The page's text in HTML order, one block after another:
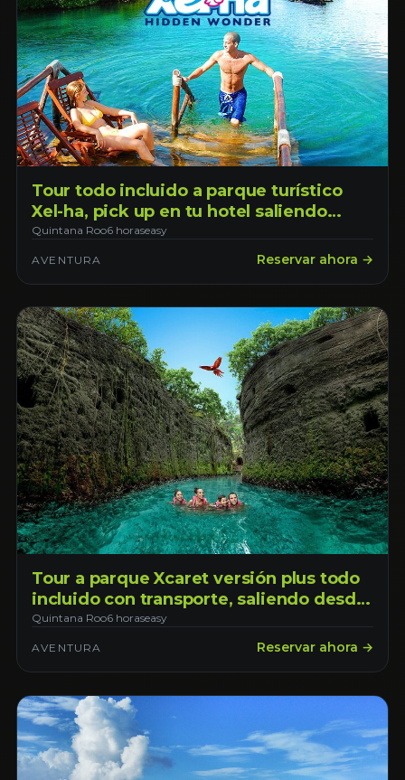
Tour todo incluido a parque turístico
Xel-ha, pick up en tu hotel saliendo
desde la ciudad de Cancún
Quintana Roo6 horaseasy
AVENTURA Reservar ahora →
Tour a parque Xcaret versión plus todo
incluido con transporte, saliendo desde
la ciudad de Cancún
Quintana Roo6 horaseasy
AVENTURA Reservar ahora →